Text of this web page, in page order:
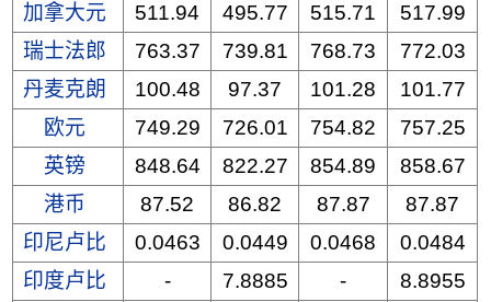
加拿大元 511.94 495.77 515.71
517.99
瑞士法郎
763.37 739.81 768.73
772.03
丹麦克朗
100.48 97.37 101.28
101.77
欧元
749.29 726.01 754.82
757.25
英镑
848.64 822.27 854.89
858.67
港币
87.52 86.82 87.87
87.87
印尼卢比
0.0463 0.0449 0.0468
0.0484
印度卢比
- 7.8885 -
8.8955